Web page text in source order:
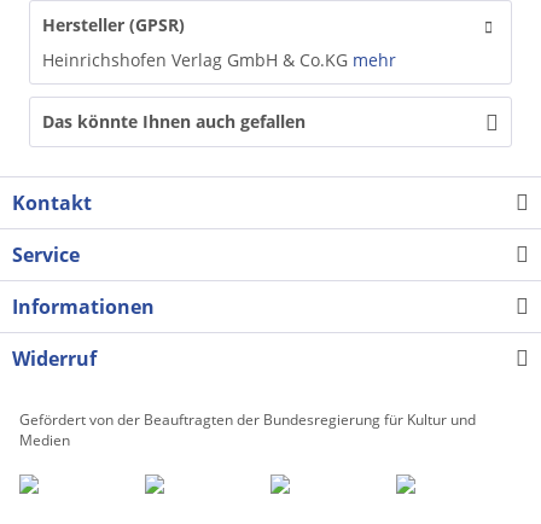
Hersteller (GPSR)
Heinrichshofen Verlag GmbH & Co.KG mehr
Das könnte Ihnen auch gefallen
Kontakt
Service
Informationen
Widerruf
Gefördert von der Beauftragten der Bundesregierung für Kultur und
Medien